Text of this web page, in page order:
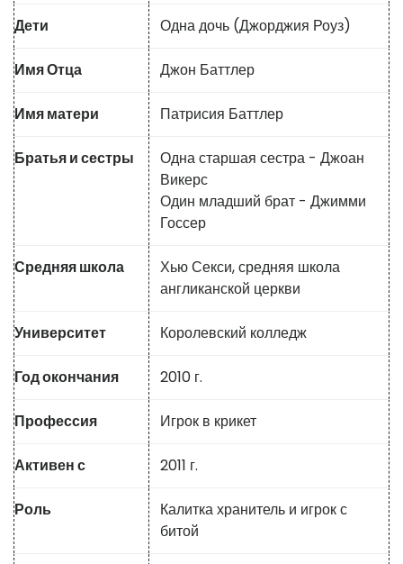
Дети Одна дочь (Джорджия Роуз)
Имя Отца Джон Баттлер
Имя матери Патрисия Баттлер
Братья и сестры
Одна старшая сестра - Джоан
Викерс
Один младший брат - Джимми
Госсер
Средняя школа
Хью Секси, средняя школа
англиканской церкви
Университет Королевский колледж
Год окончания 2010 г.
Профессия Игрок в крикет
Активен с 2011 г.
Роль
Калитка хранитель и игрок с
битой